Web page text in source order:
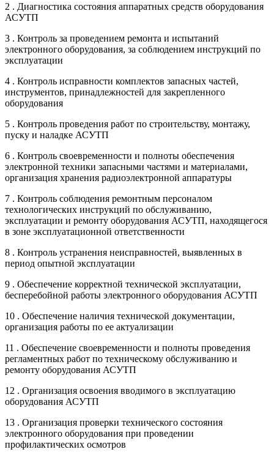
2 . Диагностика состояния аппаратных средств оборудования
АСУТП
3 . Контроль за проведением ремонта и испытаний
электронного оборудования, за соблюдением инструкций по
эксплуатации
4 . Контроль исправности комплектов запасных частей,
инструментов, принадлежностей для закрепленного
оборудования
5 . Контроль проведения работ по строительству, монтажу,
пуску и наладке АСУТП
6 . Контроль своевременности и полноты обеспечения
электронной техники запасными частями и материалами,
организация хранения радиоэлектронной аппаратуры
7 . Контроль соблюдения ремонтным персоналом
технологических инструкций по обслуживанию,
эксплуатации и ремонту оборудования АСУТП, находящегося
в зоне эксплуатационной ответственности
8 . Контроль устранения неисправностей, выявленных в
период опытной эксплуатации
9 . Обеспечение корректной технической эксплуатации,
бесперебойной работы электронного оборудования АСУТП
10 . Обеспечение наличия технической документации,
организация работы по ее актуализации
11 . Обеспечение своевременности и полноты проведения
регламентных работ по техническому обслуживанию и
ремонту оборудования АСУТП
12 . Организация освоения вводимого в эксплуатацию
оборудования АСУТП
13 . Организация проверки технического состояния
электронного оборудования при проведении
профилактических осмотров